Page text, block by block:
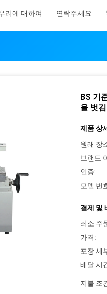
리에 대하여 연락주세요
BS 기
을 벗김
제품 상
원래 장
브랜드
인증:
모델 번
결제 및
최소 주
가격:
포장 세
배달 시
지불 조